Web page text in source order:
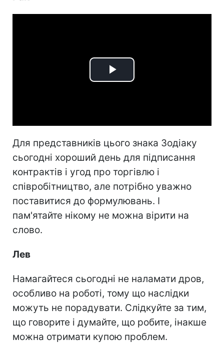
Play
Для представників цього знака Зодіаку
сьогодні хороший день для підписання
контрактів і угод про торгівлю і
співробітництво, але потрібно уважно
поставитися до формулювань. І
пам'ятайте нікому не можна вірити на
слово.
Лев
Намагайтеся сьогодні не наламати дров,
особливо на роботі, тому що наслідки
можуть не порадувати. Слідкуйте за тим,
що говорите і думайте, що робите, інакше
можна отримати купою проблем.